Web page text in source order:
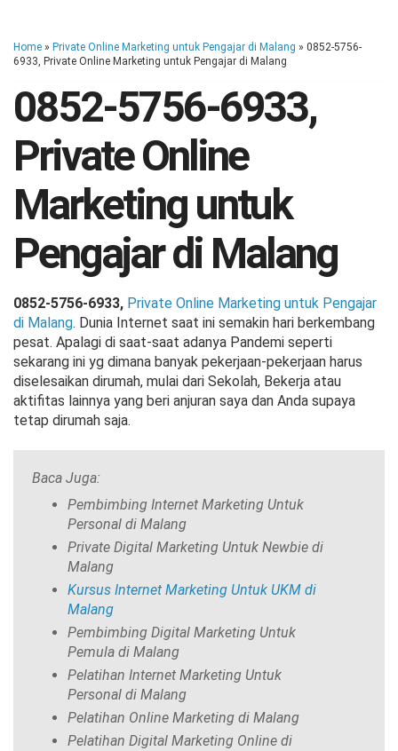
Home » Private Online Marketing untuk Pengajar di Malang » 0852-5756-
6933, Private Online Marketing untuk Pengajar di Malang
0852-5756-6933,
Private Online
Marketing untuk
Pengajar di Malang
0852-5756-6933, Private Online Marketing untuk Pengajar
di Malang. Dunia Internet saat ini semakin hari berkembang
pesat. Apalagi di saat-saat adanya Pandemi seperti
sekarang ini yg dimana banyak pekerjaan-pekerjaan harus
diselesaikan dirumah, mulai dari Sekolah, Bekerja atau
aktifitas lainnya yang beri anjuran saya dan Anda supaya
tetap dirumah saja.
Baca Juga:
Pembimbing Internet Marketing Untuk
Personal di Malang
Private Digital Marketing Untuk Newbie di
Malang
Kursus Internet Marketing Untuk UKM di
Malang
Pembimbing Digital Marketing Untuk
Pemula di Malang
Pelatihan Internet Marketing Untuk
Personal di Malang
Pelatihan Online Marketing di Malang
Pelatihan Digital Marketing Online di